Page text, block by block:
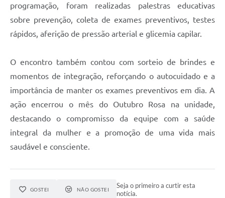
programação, foram realizadas palestras educativas
sobre prevenção, coleta de exames preventivos, testes
rápidos, aferição de pressão arterial e glicemia capilar.
O encontro também contou com sorteio de brindes e
momentos de integração, reforçando o autocuidado e a
importância de manter os exames preventivos em dia. A
ação encerrou o mês do Outubro Rosa na unidade,
destacando o compromisso da equipe com a saúde
integral da mulher e a promoção de uma vida mais
saudável e consciente.
GOSTEI NÃO GOSTEI
Seja o primeiro a curtir esta
notícia.